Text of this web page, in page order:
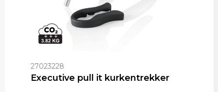
27023228
Executive pull it kurkentrekker